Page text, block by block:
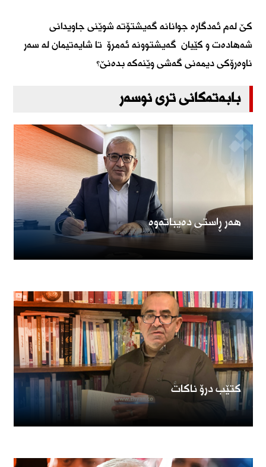
کێ لەم ئەدگارە جوانانە گەیشتۆتە شوێنی جاویدانی
شەهادەت و کێیان گەیشتوونە ئەمرۆ تا شایەتیمان لە سەر
ناوەرۆکی دیمەنی گەشی وێنەکە بدەنێ؟
بابەتەکانی تری نوسەر
هەر ڕاستی دەیباتەوە
كتێب درۆ ناكات